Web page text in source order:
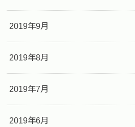
2019年9月
2019年8月
2019年7月
2019年6月